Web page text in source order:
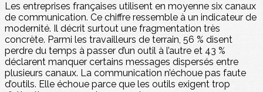
Les entreprises françaises utilisent en moyenne six canaux
de communication. Ce chiffre ressemble à un indicateur de
modernité. Il décrit surtout une fragmentation très
concrète. Parmi les travailleurs de terrain, 56 % disent
perdre du temps à passer d’un outil à l’autre et 43 %
déclarent manquer certains messages dispersés entre
plusieurs canaux. La communication n’échoue pas faute
d’outils. Elle échoue parce que les outils exigent trop